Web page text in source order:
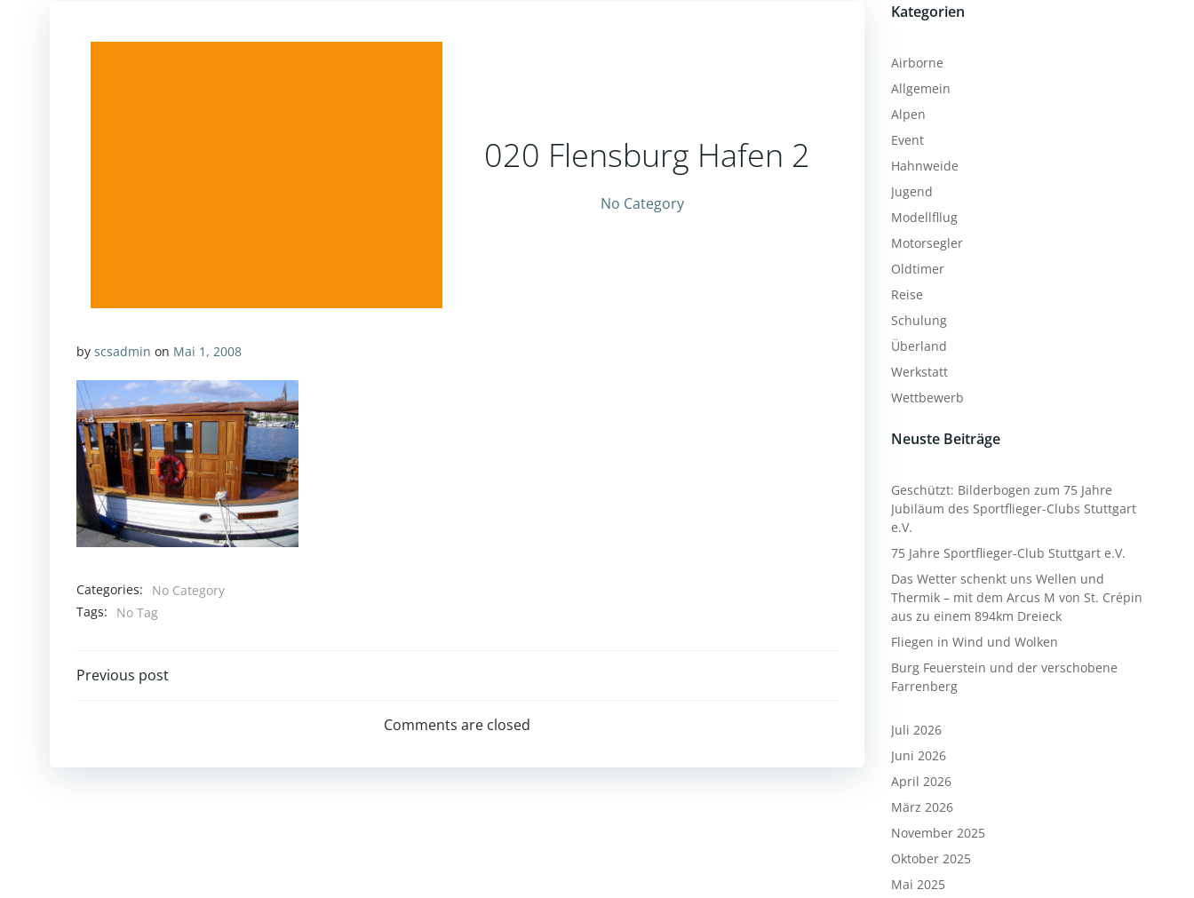
020 Flensburg Hafen 2
No Category
by scsadmin on Mai 1, 2008
Categories:
No Category
Tags:
No Tag
Post
Previous post
Comments are closed
Kategorien
Airborne
Allgemein
Alpen
Event
Hahnweide
Jugend
Modellfllug
Motorsegler
Oldtimer
Reise
Schulung
Überland
Werkstatt
Wettbewerb
Neuste Beiträge
Geschützt: Bilderbogen zum 75 Jahre
Jubiläum des Sportflieger-Clubs Stuttgart
e.V.
75 Jahre Sportflieger-Club Stuttgart e.V.
Das Wetter schenkt uns Wellen und
Thermik – mit dem Arcus M von St. Crépin
aus zu einem 894km Dreieck
Fliegen in Wind und Wolken
Burg Feuerstein und der verschobene
Farrenberg
Juli 2026
Juni 2026
April 2026
März 2026
November 2025
Oktober 2025
Mai 2025